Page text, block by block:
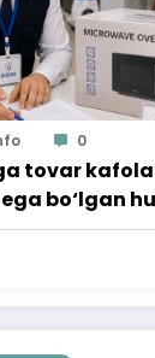
0
tovar
bo‘lgan